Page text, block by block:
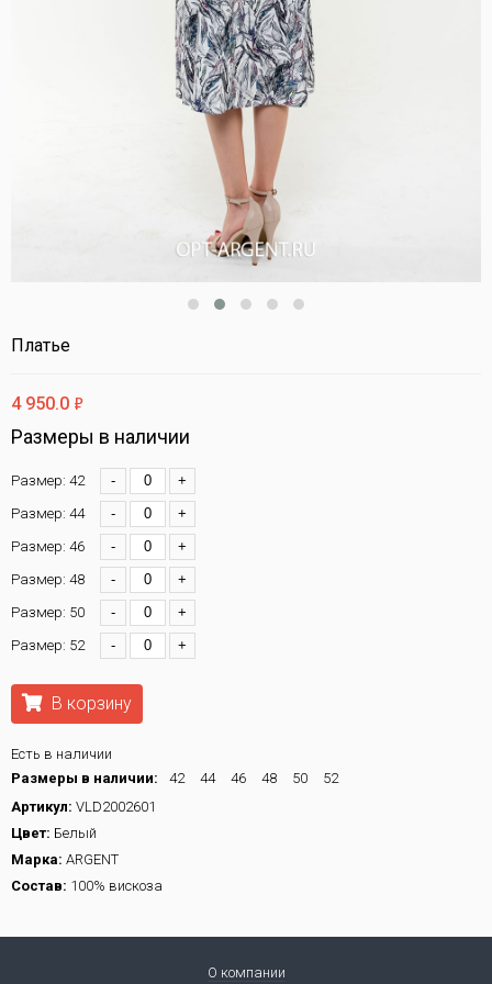
Платье
4 950.0 ф
Размеры в наличии
Размер: 42 -
+
Размер: 44
-
+
Размер: 46
-
+
Размер: 48
-
+
Размер: 50
-
+
Размер: 52
- +
В корзину
Есть в наличии
Размеры в наличии:
42 44 46 48 50
52
Артикул: VLD2002601
Цвет: Белый
Марка: ARGENT
Состав: 100% вискоза
О компании